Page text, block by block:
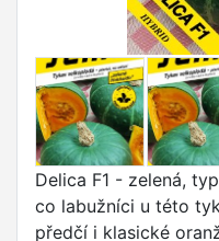
Delica F1 - zelená,
co labužníci u této
předčí i klasické